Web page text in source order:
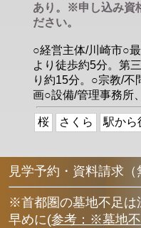
あり。※申し込み資
ださい。
○経営主体/川崎市○
より徒歩約5分。第
り約15分。○宗教/不
画○設備/管理事務所
桜 さくら 駅から
見学予約・資料請求（
※首都圏の墓地不足は
早めに(参考：※墓地